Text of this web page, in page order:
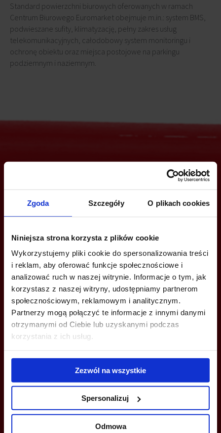
Zgoda Szczegóły O plikach cookies
Niniejsza strona korzysta z plików cookie
Wykorzystujemy pliki cookie do spersonalizowania treści
i reklam, aby oferować funkcje społecznościowe i
analizować ruch w naszej witrynie. Informacje o tym, jak
korzystasz z naszej witryny, udostępniamy partnerom
społecznościowym, reklamowym i analitycznym.
Partnerzy mogą połączyć te informacje z innymi danymi
otrzymanymi od Ciebie lub uzyskanymi podczas
korzystania z ich usług.
Zezwól na wszystkie
Spersonalizuj
Odmowa
Standard powierzchni biurowych oferowanych w ramach
Centrum Biurowego Euromarket obejmuje m.in.: system BMS,
podwieszane sufity, klimatyzację, pełny zakres usług
telekomunikacyjnych, całodobowy system monitoringu i
ochronę obiektu oraz miejsca postojowe na parkingu
podziemnym i naziemnym.
Jesteś zainteresowany tą ofertą?
ZADZWOŃ I DOWIEDZ SIĘ WIĘCEJ
+48 12 294 94 30
krakow@bazabiur.pl
MOŻESZ TEŻ ZOSTAWIĆ SWÓJ NUMER, A MY SKONTAKTUJEMY SIĘ
Z TOBĄ
Wyślij